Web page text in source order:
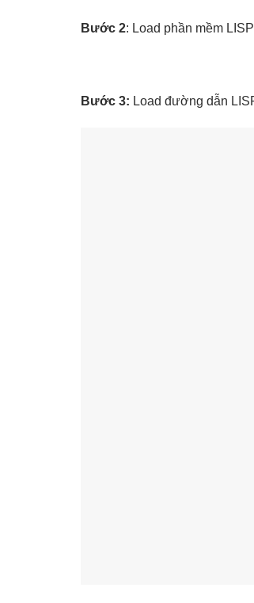
Bước 2: Load phần mềm
Bước 3: Load đường dẫn